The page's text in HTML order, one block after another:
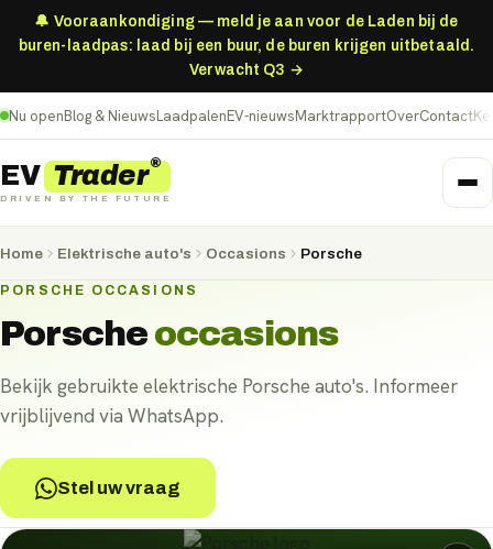
🔔 Vooraankondiging — meld je aan voor de Laden bij de
buren-laadpas: laad bij een buur, de buren krijgen uitbetaald.
Verwacht Q3 →
Nu openBlog & NieuwsLaadpalenEV-nieuwsMarktrapportOverContact
EV Trader®
DRIVEN BY THE FUTURE
Home Elektrische auto's Occasions Porsche
PORSCHE OCCASIONS
Porsche occasions
Bekijk gebruikte elektrische Porsche auto's. Informeer
vrijblijvend via WhatsApp.
Stel uw vraag
Porsche